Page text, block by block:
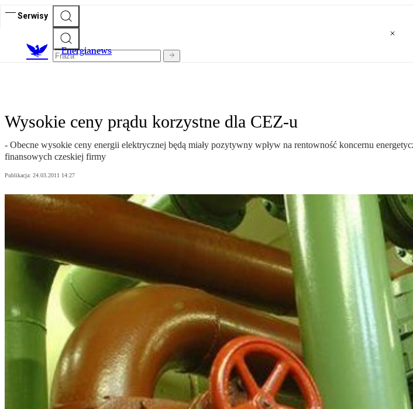
Serwisy
Energianews
Wysokie ceny prądu korzystne dla CEZ-u
- Obecne wysokie ceny energii elektrycznej będą miały pozytywny wpływ na rentowność koncernu
finansowych czeskiej firmy
Publikacja: 24.03.2011 14:27